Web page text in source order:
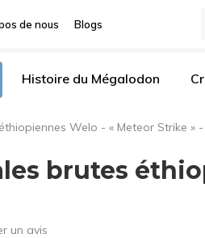
de nous Blogs
Histoire du Mégalodon
Welo - « Meteor Strike »
brutes
un avis